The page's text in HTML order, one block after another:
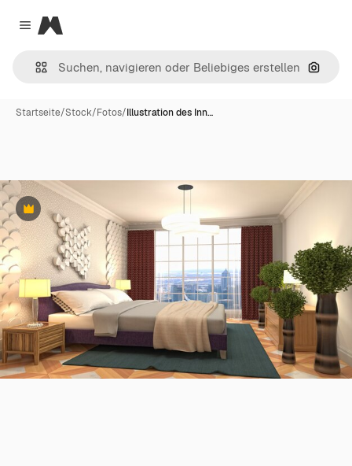
Close menu
Magnific
Nach
Startseite/Stock/Fotos/Illustration des Inn…
Premium